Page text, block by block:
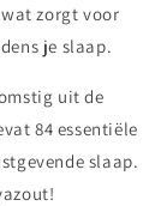
zorgt voor
je slaap.
uit de
84 essentiële
slaap.